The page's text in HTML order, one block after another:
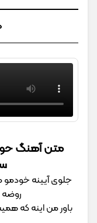
متن آهنگ
ﺟﻠﻮی آﻳﻴﻨﻪ
روﺿﻪ
ﺑﺎور ﻣﻦ اﻳﻨﻪ ﻛﻪ